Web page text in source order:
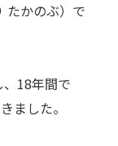
たかのぶ）で
18年間で
ました。